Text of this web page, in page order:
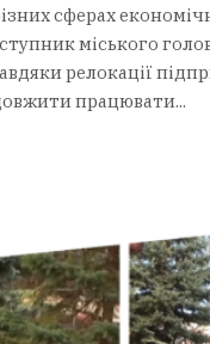
сферах
міського
релокації
працювати...